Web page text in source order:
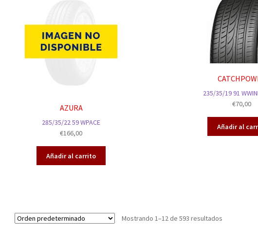
AZURA
285/35/22 59 WPACE
€166,00
Añadir al carrito
235/35/19 91
€70,00
Añadir al
Mostrando 1–12 de 593 resultados